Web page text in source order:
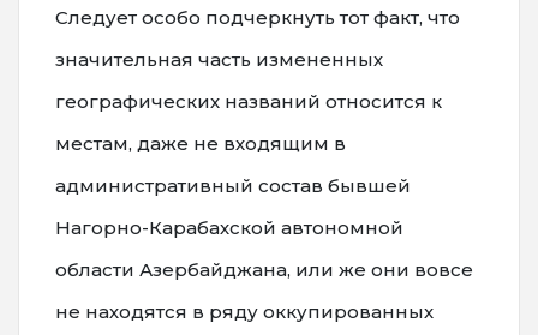
Следует особо подчеркнуть тот факт, что
значительная часть измененных
географических названий относится к
местам, даже не входящим в
административный состав бывшей
Нагорно-Карабахской автономной
области Азербайджана, или же они вовсе
не находятся в ряду оккупированных